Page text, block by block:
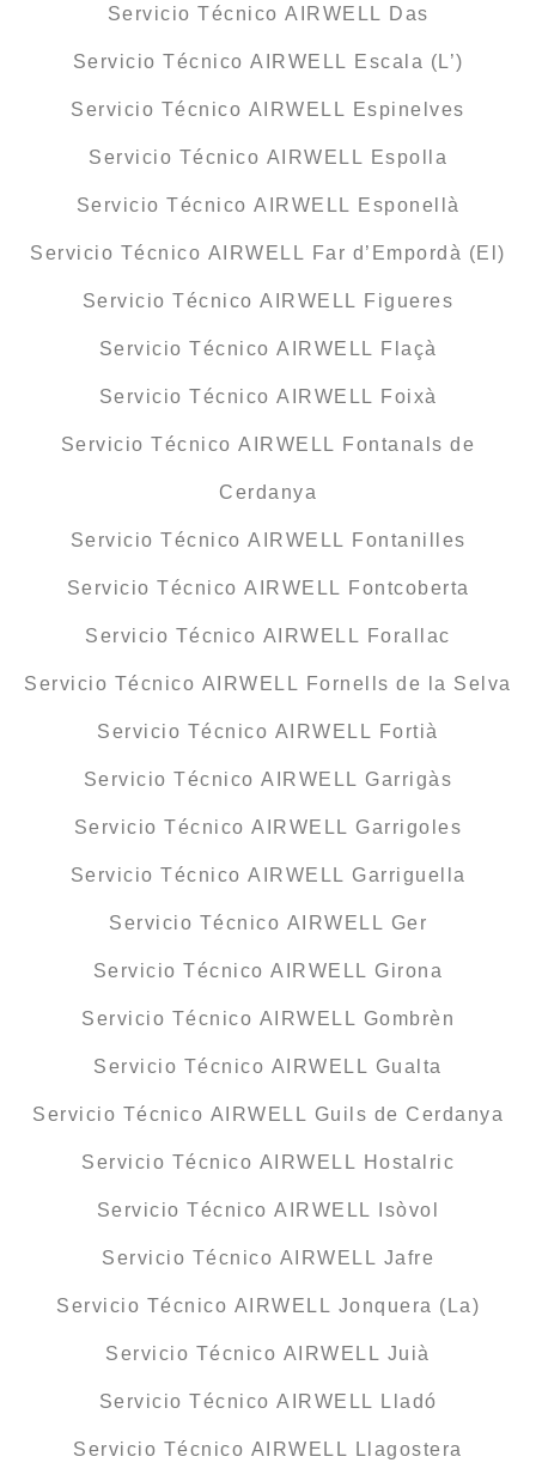
Servicio Técnico AIRWELL Das
Servicio Técnico AIRWELL Escala (L’)
Servicio Técnico AIRWELL Espinelves
Servicio Técnico AIRWELL Espolla
Servicio Técnico AIRWELL Esponellà
Servicio Técnico AIRWELL Far d’Empordà (El)
Servicio Técnico AIRWELL Figueres
Servicio Técnico AIRWELL Flaçà
Servicio Técnico AIRWELL Foixà
Servicio Técnico AIRWELL Fontanals de
Cerdanya
Servicio Técnico AIRWELL Fontanilles
Servicio Técnico AIRWELL Fontcoberta
Servicio Técnico AIRWELL Forallac
Servicio Técnico AIRWELL Fornells de la Selva
Servicio Técnico AIRWELL Fortià
Servicio Técnico AIRWELL Garrigàs
Servicio Técnico AIRWELL Garrigoles
Servicio Técnico AIRWELL Garriguella
Servicio Técnico AIRWELL Ger
Servicio Técnico AIRWELL Girona
Servicio Técnico AIRWELL Gombrèn
Servicio Técnico AIRWELL Gualta
Servicio Técnico AIRWELL Guils de Cerdanya
Servicio Técnico AIRWELL Hostalric
Servicio Técnico AIRWELL Isòvol
Servicio Técnico AIRWELL Jafre
Servicio Técnico AIRWELL Jonquera (La)
Servicio Técnico AIRWELL Juià
Servicio Técnico AIRWELL Lladó
Servicio Técnico AIRWELL Llagostera